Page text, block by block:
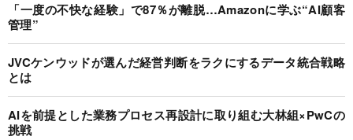
「一度の不快な経験」で87％が離脱…Amazonに学ぶ“AI顧客
管理”
JVCケンウッドが選んだ経営判断をラクにするデータ統合戦略
とは
AIを前提とした業務プロセス再設計に取り組む大林組×PwCの
挑戦